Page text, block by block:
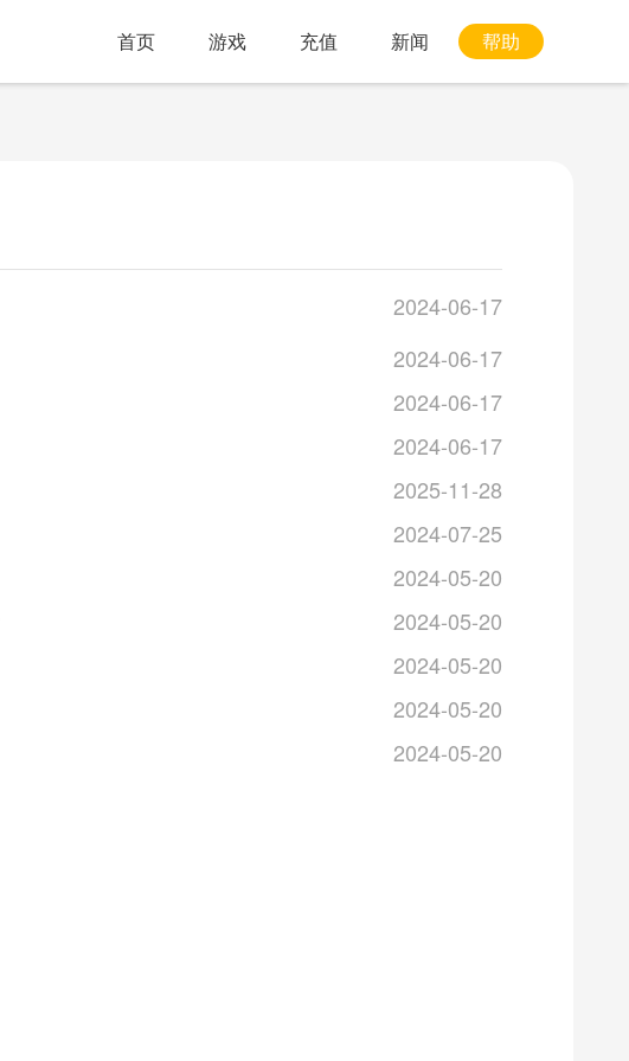
首页 游戏 充值 新闻 帮助
2024-06-17
2024-06-17
2024-06-17
2024-06-17
2025-11-28
2024-07-25
2024-05-20
2024-05-20
2024-05-20
2024-05-20
2024-05-20